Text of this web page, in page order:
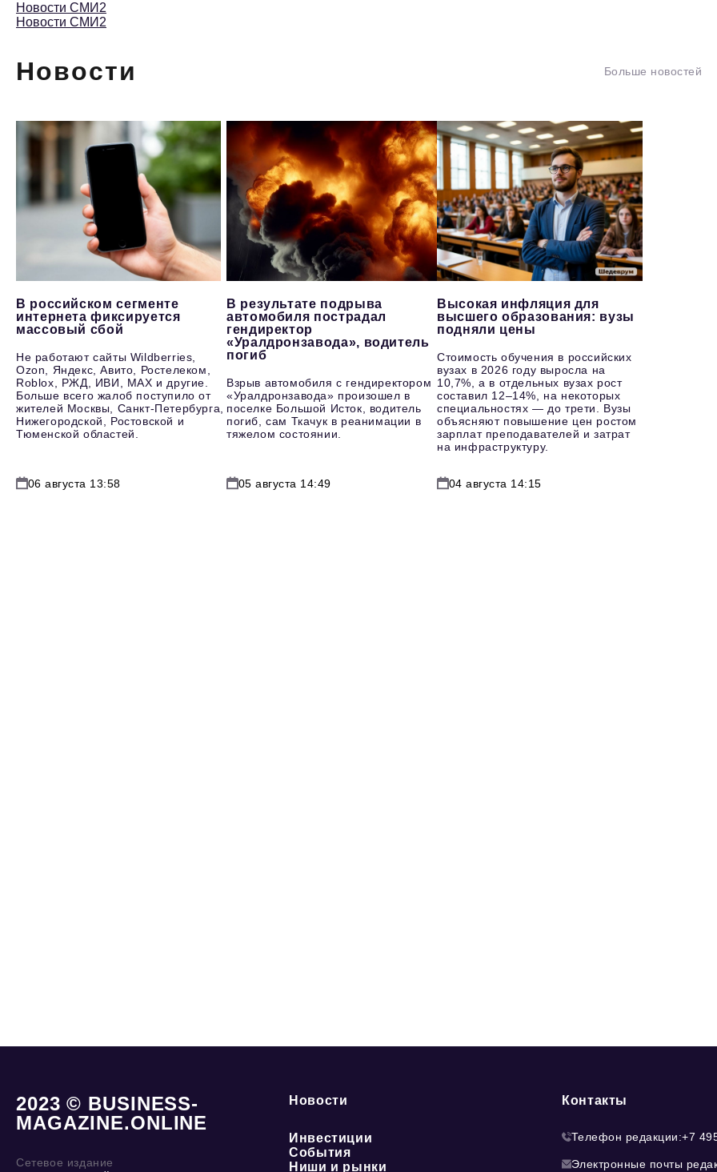
Новости СМИ2
Новости СМИ2
Новости Больше новостей
В российском сегменте
интернета фиксируется
массовый сбой
Не работают сайты Wildberries,
Ozon, Яндекс, Авито, Ростелеком,
Roblox, РЖД, ИВИ, MAX и другие.
Больше всего жалоб поступило от
жителей Москвы, Санкт-Петербурга,
Нижегородской, Ростовской и
Тюменской областей.
06 августа 13:58
В результате подрыва
автомобиля пострадал
гендиректор
«Уралдронзавода», водитель
погиб
Взрыв автомобиля с гендиректором
«Уралдронзавода» произошел в
поселке Большой Исток, водитель
погиб, сам Ткачук в реанимации в
тяжелом состоянии.
05 августа 14:49
Высокая инфляция для
высшего образования: вузы
подняли цены
Стоимость обучения в российских
вузах в 2026 году выросла на
10,7%, а в отдельных вузах рост
составил 12–14%, на некоторых
специальностях — до трети. Вузы
объясняют повышение цен ростом
зарплат преподавателей и затрат
на инфраструктуру.
04 августа 14:15
2023 © BUSINESS-
MAGAZINE.ONLINE
Сетевое издание
Новости
Инвестиции
События
Ниши и рынки
Контакты
Телефон редакции:+7
Электронные почты